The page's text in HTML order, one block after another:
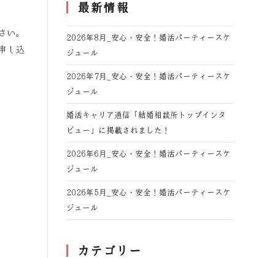
い。
し込
最新情報
2026年8月_安心・安全！婚活パーティースケ
ジュール
2026年7月_安心・安全！婚活パーティースケ
ジュール
婚活キャリア通信「結婚相談所トップインタ
ビュー」に掲載されました！
2026年6月_安心・安全！婚活パーティースケ
ジュール
2026年5月_安心・安全！婚活パーティースケ
ジュール
カテゴリー